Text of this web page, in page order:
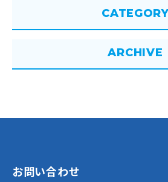
CATEGORY
ARCHIVE
お問い合わせ